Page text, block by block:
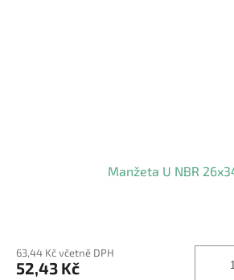
Manžeta U NBR
63,44 Kč včetně DPH
52,43 Kč